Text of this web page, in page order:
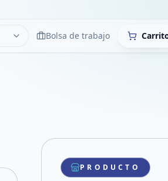
LimpiarBolsa de trabajo
Compartir producto
Compartir por WhatsApp
Compartir por mail
PRODUCTO